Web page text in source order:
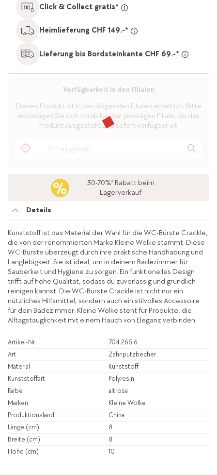
Click & Collect gratis*
Heimlieferung CHF 149.-*
Lieferung bis Bordsteinkante CHF 69.-*
Verfügbarkeit in den Filialen
Dieses Produkt ist in den folgenden Filialen erhältlich. Bitte
erkundigen Sie sich vorab bei der jeweiligen Filiale, ob das
Produkt ausgestellt und sofort verfügbar ist.
30-70%* Rabatt beim
Lagerverkauf
Details
Kunststoff ist das Material der Wahl für die WC-Bürste Crackle,
die von der renommierten Marke Kleine Wolke stammt. Diese
WC-Bürste überzeugt durch ihre praktische Handhabung und
Langlebigkeit. Sie ist ideal, um in deinem Badezimmer für
Sauberkeit und Hygiene zu sorgen. Ein funktionelles Design
trifft auf hohe Qualität, sodass du zuverlässig und gründlich
reinigen kannst. Die WC-Bürste Crackle ist nicht nur ein
nützliches Hilfsmittel, sondern auch ein stilvolles Accessoire
für dein Badezimmer. Kleine Wolke steht für Produkte, die
Alltagstauglichkeit mit einem Hauch von Eleganz verbinden.
Artikel-Nr.
704.265.6
Art
Zahnputzbecher
Material
Kunststoff
Kunststoffart
Polyresin
Farbe
altrosa
Marken
Kleine Wolke
Produktionsland
China
Länge (cm)
8
Breite (cm)
8
Höhe (cm)
10